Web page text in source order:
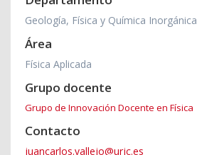
Geología, Física y Química Inorgánica
Área
Física Aplicada
Grupo docente
Grupo de Innovación Docente en Física
Contacto
juancarlos.vallejo@urjc.es